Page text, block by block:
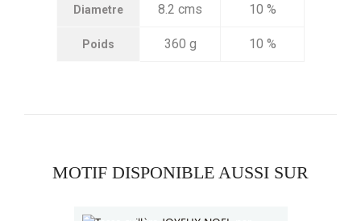
Diametre 8.2 cms 10 %
Poids 360 g 10 %
MOTIF DISPONIBLE AUSSI SUR